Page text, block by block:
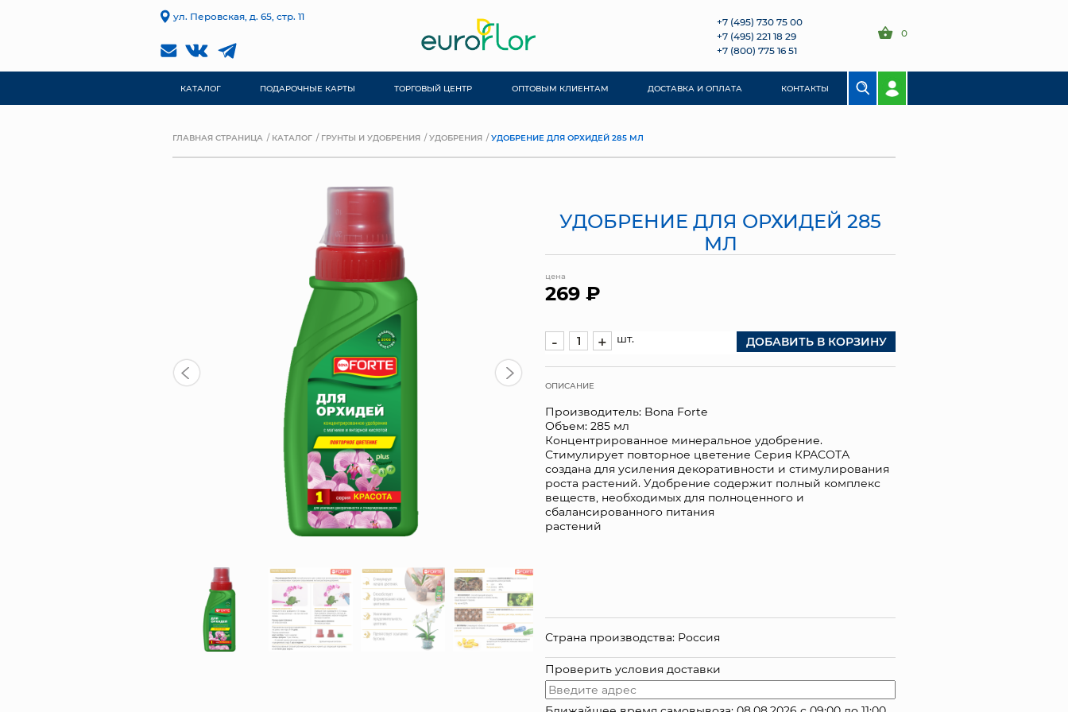
ул. Перовская, д. 65, стр. 11
+7 (495) 730 75 00
+7 (495) 221 18 29
+7 (800) 775 16 51
0
КАТАЛОГ ПОДАРОЧНЫЕ КАРТЫ ТОРГОВЫЙ ЦЕНТР ОПТОВЫМ КЛИЕНТАМ ДОСТАВКА И ОПЛАТА КОНТАКТЫ
ГЛАВНАЯ СТРАНИЦА КАТАЛОГ ГРУНТЫ И УДОБРЕНИЯ УДОБРЕНИЯ УДОБРЕНИЕ ДЛЯ ОРХИДЕЙ 285 МЛ
УДОБРЕНИЕ ДЛЯ ОРХИДЕЙ 285
МЛ
цена
269 ₽
- + шт. ДОБАВИТЬ В КОРЗИНУ
ОПИСАНИЕ
Производитель: Bona Forte
Объем: 285 мл
Концентрированное минеральное удобрение.
Стимулирует повторное цветение Серия КРАСОТА
создана для усиления декоративности и стимулирования
роста растений. Удобрение содержит полный комплекс
веществ, необходимых для полноценного и
сбалансированного питания
растений
Страна производства: Россия
Проверить условия доставки